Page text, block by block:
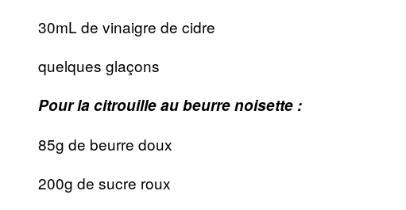
30mL de vinaigre de cidre
quelques glaçons
Pour la citrouille au beurre noisette :
85g de beurre doux
200g de sucre roux